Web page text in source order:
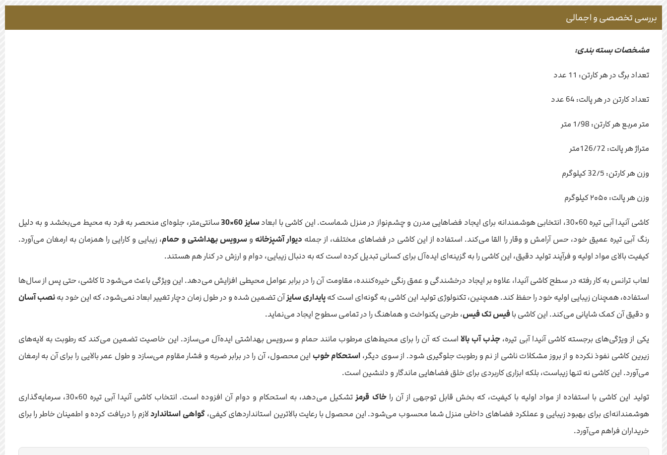
بررسی تخصصی و اجمالی
مشخصات بسته بندی:
تعداد برگ در هر کارتن: 11 عدد
تعداد کارتن در هر پالت: 64 عدد
متر مربع هر کارتن: 1/98 متر
متراژ هر پالت: 126/72متر
وزن هر کارتن: 32/5 کیلوگرم
وزن هر پالت: ۲۰۵۰ کیلوگرم
کاشی آنیدا آبی تیره 60×30، انتخابی هوشمندانه برای ایجاد فضاهایی مدرن و چشم‌نواز در منزل شماست. این کاشی با ابعاد سایز 60×30
سانتی‌متر، جلوه‌ای منحصر به فرد به محیط می‌بخشد و به دلیل
رنگ آبی تیره عمیق خود، حس آرامش و وقار را القا می‌کند. استفاده از این کاشی در فضاهای مختلف، از جمله دیوار آشپزخانه و سرویس بهداشتی و حمام، زیبایی و کارایی را همزمان به ارمغان می‌آورد.
کیفیت بالای مواد اولیه و فرآیند تولید دقیق، این کاشی را به گزینه‌ای ایده‌آل برای کسانی تبدیل کرده است که به دنبال زیبایی، دوام و ارزش در کنار هم هستند.
لعاب ترانس به کار رفته در سطح کاشی آنیدا، علاوه بر ایجاد درخشندگی و عمق رنگی خیره‌کننده، مقاومت آن را در برابر عوامل محیطی افزایش می‌دهد. این ویژگی باعث می‌شود تا کاشی، حتی پس از سال‌ها
استفاده، همچنان زیبایی اولیه خود را حفظ کند. همچنین، تکنولوژی تولید این کاشی به گونه‌ای است کهپایداری سایزآن تضمین شده و در طول زمان دچار تغییر ابعاد نمی‌شود، که این خود بهنصب آسان
و دقیق آن کمک شایانی می‌کند. این کاشی بافیس تک فیس، طرحی یکنواخت و هماهنگ را در تمامی سطوح ایجاد می‌نماید.
یکی از ویژگی‌های برجسته کاشی آنیدا آبی تیره، جذب آب بالا است که آن را برای محیط‌های مرطوب مانند حمام و سرویس بهداشتی ایده‌آل می‌سازد. این خاصیت تضمین می‌کند که رطوبت به لایه‌های
زیرین کاشی نفوذ نکرده و از بروز مشکلات ناشی از نم و رطوبت جلوگیری شود. از سوی دیگر، استحکام خوب این محصول، آن را در برابر ضربه و فشار مقاوم می‌سازد و طول عمر بالایی را برای آن به ارمغان
می‌آورد. این کاشی نه تنها زیباست، بلکه ابزاری کاربردی برای خلق فضاهایی ماندگار و دلنشین است.
تولید این کاشی با استفاده از مواد اولیه با کیفیت، که بخش قابل توجهی از آن راخاک قرمز
تشکیل می‌دهد، به استحکام و دوام آن افزوده است. انتخاب کاشی آنیدا آبی تیره 60×30، سرمایه‌گذاری
هوشمندانه‌ای برای بهبود زیبایی و عملکرد فضاهای داخلی منزل شما محسوب می‌شود. این محصول با رعایت بالاترین استانداردهای کیفی، گواهی استانداردلازم را دریافت کرده و اطمینان خاطر را برای
خریداران فراهم می‌آورد.